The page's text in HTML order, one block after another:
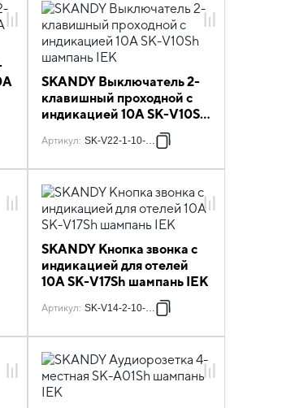
SKANDY Выключатель 2-
клавишный проходной с
индикацией 10А SK-V10Sh
Артикул: SK-V22-1-10-K37
SKANDY Кнопка звонка с
индикацией для отелей
10А SK-V17Sh шампань IEK
Артикул: SK-V14-2-10-K37